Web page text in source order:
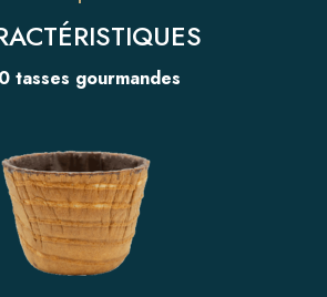
PRESSE
RSE
tasses gourmandes